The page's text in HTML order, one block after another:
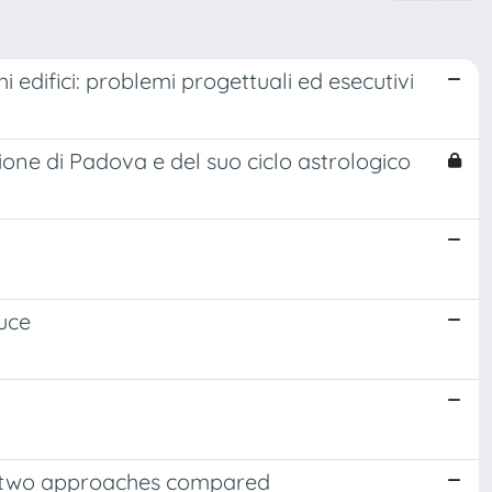
edifici: problemi progettuali ed esecutivi
di Padova e del suo ciclo astrologico
approaches compared